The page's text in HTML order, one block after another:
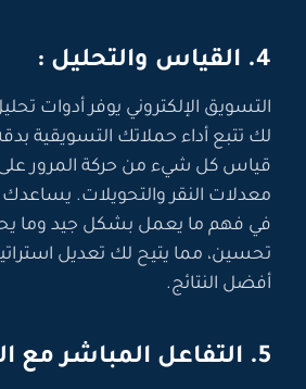
4. القياس والتحليل :
التسويق الإلكتروني يوفر أدوات
لك تتبع أداء حملاتك التسويقية
قياس كل شيء من حركة المرور
معدلات النقر والتحويلات. يساعدك
في فهم ما يعمل بشكل جيد وما
تحسين، مما يتيح لك تعديل
أفضل النتائج.
5. التفاعل المباشر مع العملاء :